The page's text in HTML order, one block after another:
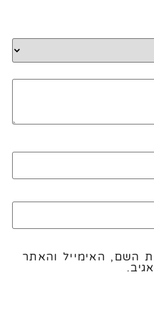
השם, האימייל והאתר